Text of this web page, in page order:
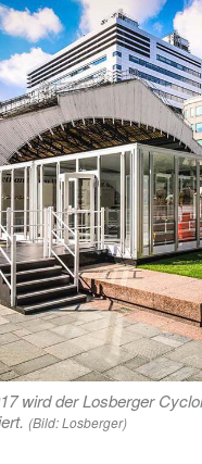
wird der Losberger
(Bild: Losberger)